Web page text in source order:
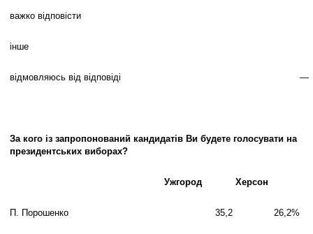
важко відповісти
інше
відмовляюсь від відповіді —
За кого із запропонований кандидатів Ви будете голосувати на
президентських виборах?
Ужгород Херсон
П. Порошенко 35,2 26,2%